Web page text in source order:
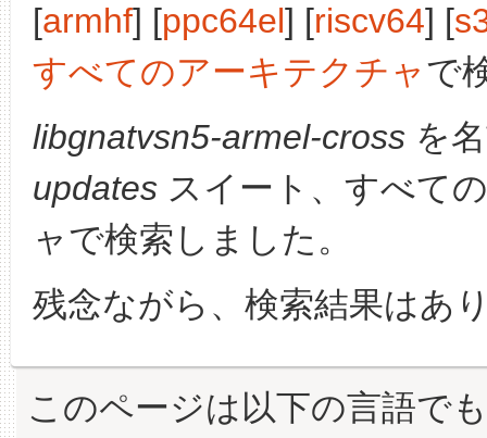
[armhf] [ppc64el] [riscv64] [
すべてのアーキテクチャで
libgnatvsn5-armel-cross を
updates スイート、すべて
ャで検索しました。
残念ながら、検索結果はあ
このページは以下の言語で